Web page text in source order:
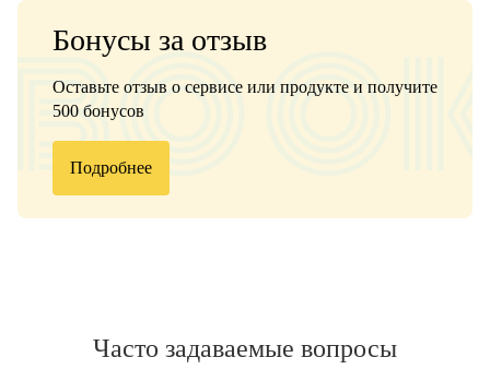
Бонусы за отзыв
Оставьте отзыв о сервисе или продукте и получите
500 бонусов
Подробнее
Часто задаваемые вопросы